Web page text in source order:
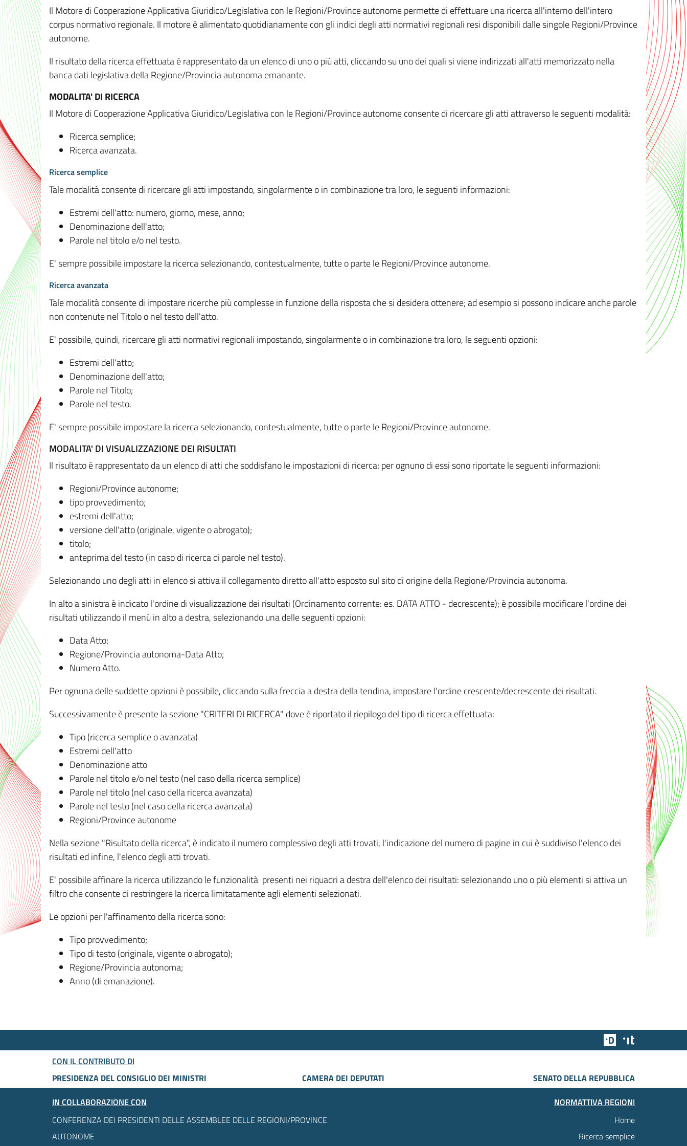
Il Motore di Cooperazione Applicativa Giuridico/Legislativa con le Regioni/Province autonome permette di effettuare una ricerca all'interno dell'intero
corpus normativo regionale. Il motore è alimentato quotidianamente con gli indici degli atti normativi regionali resi disponibili dalle singole Regioni/Province
autonome.
Il risultato della ricerca effettuata è rappresentato da un elenco di uno o più atti, cliccando su uno dei quali si viene indirizzati all'atti memorizzato nella
banca dati legislativa della Regione/Provincia autonoma emanante.
MODALITA' DI RICERCA
Il Motore di Cooperazione Applicativa Giuridico/Legislativa con le Regioni/Province autonome consente di ricercare gli atti attraverso le seguenti modalità:
Ricerca semplice;
Ricerca avanzata.
Ricerca semplice
Tale modalità consente di ricercare gli atti impostando, singolarmente o in combinazione tra loro, le seguenti informazioni:
Estremi dell'atto: numero, giorno, mese, anno;
Denominazione dell'atto;
Parole nel titolo e/o nel testo.
E' sempre possibile impostare la ricerca selezionando, contestualmente, tutte o parte le Regioni/Province autonome.
Ricerca avanzata
Tale modalità consente di impostare ricerche più complesse in funzione della risposta che si desidera ottenere; ad esempio si possono indicare anche parole
non contenute nel Titolo o nel testo dell'atto.
E' possibile, quindi, ricercare gli atti normativi regionali impostando, singolarmente o in combinazione tra loro, le seguenti opzioni:
Estremi dell'atto;
Denominazione dell'atto;
Parole nel Titolo;
Parole nel testo.
E' sempre possibile impostare la ricerca selezionando, contestualmente, tutte o parte le Regioni/Province autonome.
MODALITA' DI VISUALIZZAZIONE DEI RISULTATI
Il risultato è rappresentato da un elenco di atti che soddisfano le impostazioni di ricerca; per ognuno di essi sono riportate le seguenti informazioni:
Regioni/Province autonome;
tipo provvedimento;
estremi dell'atto;
versione dell'atto (originale, vigente o abrogato);
titolo;
anteprima del testo (in caso di ricerca di parole nel testo).
Selezionando uno degli atti in elenco si attiva il collegamento diretto all'atto esposto sul sito di origine della Regione/Provincia autonoma.
In alto a sinistra è indicato l'ordine di visualizzazione dei risultati (Ordinamento corrente: es. DATA ATTO - decrescente); è possibile modificare l'ordine dei
risultati utilizzando il menù in alto a destra, selezionando una delle seguenti opzioni:
Data Atto;
Regione/Provincia autonoma-Data Atto;
Numero Atto.
Per ognuna delle suddette opzioni è possibile, cliccando sulla freccia a destra della tendina, impostare l'ordine crescente/decrescente dei risultati.
Successivamente è presente la sezione "CRITERI DI RICERCA" dove è riportato il riepilogo del tipo di ricerca effettuata:
Tipo (ricerca semplice o avanzata)
Estremi dell'atto
Denominazione atto
Parole nel titolo e/o nel testo (nel caso della ricerca semplice)
Parole nel titolo (nel caso della ricerca avanzata)
Parole nel testo (nel caso della ricerca avanzata)
Regioni/Province autonome
Nella sezione "Risultato della ricerca", è indicato il numero complessivo degli atti trovati, l'indicazione del numero di pagine in cui è suddiviso l'elenco dei
risultati ed infine, l'elenco degli atti trovati.
E' possibile affinare la ricerca utilizzando le funzionalità presenti nei riquadri a destra dell'elenco dei risultati: selezionando uno o più elementi si attiva un
filtro che consente di restringere la ricerca limitatamente agli elementi selezionati.
Le opzioni per l'affinamento della ricerca sono:
Tipo provvedimento;
Tipo di testo (originale, vigente o abrogato);
Regione/Provincia autonoma;
Anno (di emanazione).
Team Digitale
CON IL CONTRIBUTO DI
PRESIDENZA DEL CONSIGLIO DEI MINISTRI
CAMERA DEI DEPUTATI
SENATO DELLA REPUBBLICA
IN COLLABORAZIONE CON
CONFERENZA DEI PRESIDENTI DELLE ASSEMBLEE DELLE REGIONI/PROVINCE
AUTONOME
NORMATTIVA REGIONI
Home
Ricerca semplice